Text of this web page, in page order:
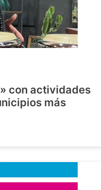
con actividades
más